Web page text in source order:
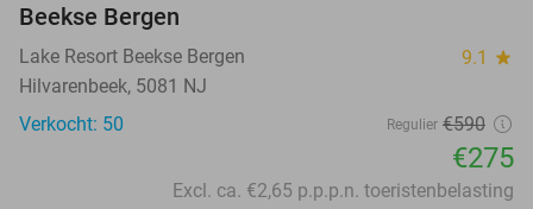
Beekse Bergen
Lake Resort Beekse Bergen 9.1 star
Hilvarenbeek, 5081 NJ
Verkocht: 50
Regulier €590
€275
Excl. ca. €2,65 p.p.p.n. toeristenbelasting